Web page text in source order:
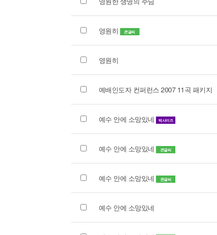
영원히 큰글씨
영원히
예배인도자 컨퍼런스 2007 11곡 패키지
예수 안에 소망있네 빅사이즈
예수 안에 소망있네 큰글씨
예수 안에 소망있네 큰글씨
예수 안에 소망있네